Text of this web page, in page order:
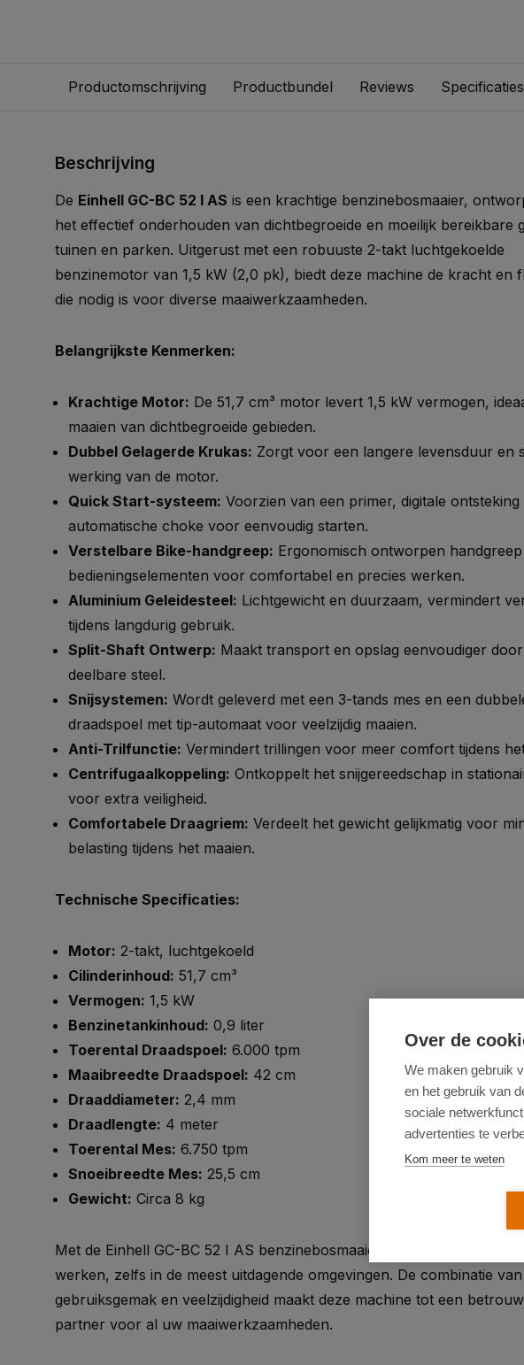
Productomschrijving Productbundel Reviews Specificaties
Beschrijving
De Einhell GC-BC 52 I AS is een krachtige benzinebosmaaier,
het effectief onderhouden van dichtbegroeide en moeilijk bereikbare
tuinen en parken. Uitgerust met een robuuste 2-takt luchtgekoelde
benzinemotor van 1,5 kW (2,0 pk), biedt deze machine de kracht en
die nodig is voor diverse maaiwerkzaamheden.
Belangrijkste Kenmerken:
Krachtige Motor: De 51,7 cm³ motor levert 1,5 kW vermogen,
maaien van dichtbegroeide gebieden.
Dubbel Gelagerde Krukas: Zorgt voor een langere levensduur en
werking van de motor.
Quick Start-systeem: Voorzien van een primer, digitale ontsteking
automatische choke voor eenvoudig starten.
Verstelbare Bike-handgreep: Ergonomisch ontworpen
bedieningselementen voor comfortabel en precies werken.
Aluminium Geleidesteel: Lichtgewicht en duurzaam, vermindert
tijdens langdurig gebruik.
Split-Shaft Ontwerp: Maakt transport en opslag eenvoudiger
deelbare steel.
Snijsystemen: Wordt geleverd met een 3-tands mes en een
draadspoel met tip-automaat voor veelzijdig maaien.
Anti-Trilfunctie: Vermindert trillingen voor meer comfort tijdens
Centrifugaalkoppeling: Ontkoppelt het snijgereedschap in
voor extra veiligheid.
Comfortabele Draagriem: Verdeelt het gewicht gelijkmatig voor
belasting tijdens het maaien.
Technische Specificaties:
Motor: 2-takt, luchtgekoeld
Cilinderinhoud: 51,7 cm³
Vermogen: 1,5 kW
Benzinetankinhoud: 0,9 liter
Toerental Draadspoel: 6.000 tpm
Maaibreedte Draadspoel: 42 cm
Draaddiameter: 2,4 mm
Draadlengte: 4 meter
Toerental Mes: 6.750 tpm
Snoeibreedte Mes: 25,5 cm
Gewicht: Circa 8 kg
Met de Einhell GC-BC 52 I AS benzinebosmaaier kunt u efficiënt en
werken, zelfs in de meest uitdagende omgevingen. De combinatie
gebruiksgemak en veelzijdigheid maakt deze machine tot een
partner voor al uw maaiwerkzaamheden.
Over de
We maken gebruik
en het gebruik van
sociale
advertenties te
Kom meer te weten